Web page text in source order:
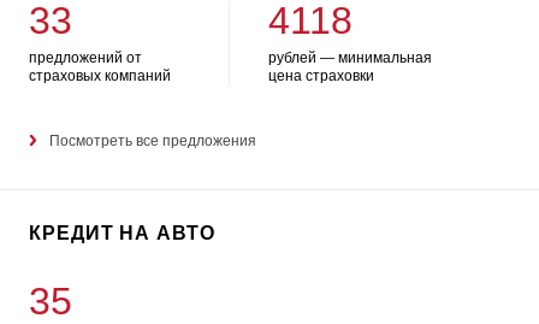
33
предложений от
страховых компаний
4118
рублей — минимальная
цена страховки
Посмотреть все предложения
КРЕДИТ НА АВТО
35